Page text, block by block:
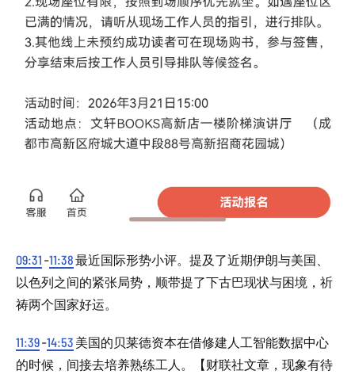
09:31 -11:38最近国际形势小评。提及了近期伊朗与美国、
以色列之间的紧张局势，顺带提了下古巴现状与困境，祈
祷两个国家好运。
11:39-14:53 美国的贝莱德资本在借修建人工智能数据中心
的时候，间接去培养熟练工人。【财联社文章，现象有待